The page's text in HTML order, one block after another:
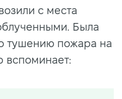
с места
Была
тушению пожара на